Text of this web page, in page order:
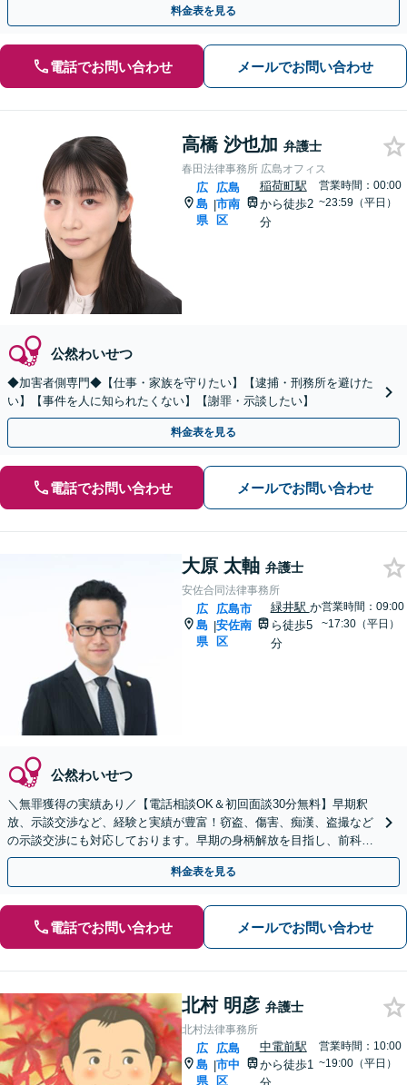
料金表を見る
電話でお問い合わせ メールでお問い合わせ
高橋 沙也加 弁護士
春田法律事務所 広島オフィス
広
島
県
|
広島
市南
区
稲荷町駅
から徒歩2
分
営業時間：00:00
~23:59（平日）
公然わいせつ
◆加害者側専門◆【仕事・家族を守りたい】【逮捕・刑務所を避けた
い】【事件を人に知られたくない】【謝罪・示談したい】
料金表を見る
電話でお問い合わせ メールでお問い合わせ
大原 太軸 弁護士
安佐合同法律事務所
広
島
県
|
広島市
安佐南
区
緑井駅 か
ら徒歩5
分
営業時間：09:00
~17:30（平日）
公然わいせつ
＼無罪獲得の実績あり／【電話相談OK＆初回面談30分無料】早期釈
放、示談交渉など、経験と実績が豊富！窃盗、傷害、痴漢、盗撮など
の示談交渉にも対応しております。早期の身柄解放を目指し、前科の
回避に向けて尽力します【法テラス利用可】
料金表を見る
電話でお問い合わせ メールでお問い合わせ
北村 明彦 弁護士
北村法律事務所
広
島
県
|
広島
市中
区
中電前駅
から徒歩1
営業時間：10:00
~19:00（平日）